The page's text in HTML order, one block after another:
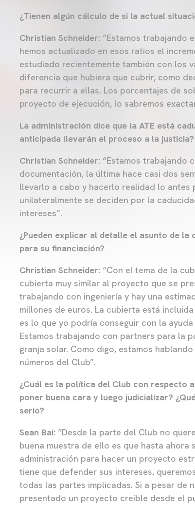
¿Tienen algún cálculo de si la actual
Christian Schneider: “Estamos trabajando
hemos actualizado en esos ratios el
estudiado recientemente también con los
diferencia que hubiera que cubrir, como
para recurrir a ellas. Los porcentajes de
proyecto de ejecución, lo sabremos
La administración dice que la ATE está
anticipada llevarán el proceso a la justicia?
Christian Schneider: “Estamos trabajando
documentación, la última hace casi dos
llevarlo a cabo y hacerlo realidad lo antes
unilateralmente se deciden por la
intereses”.
¿Pueden explicar al detalle el asunto de
para su financiación?
Christian Schneider: “Con el tema de la
cubierta muy similar al proyecto que se
trabajando con ingeniería y hay una
millones de euros. La cubierta está
es lo que yo podría conseguir con la
Estamos trabajando con partners para la
granja solar. Como digo, estamos
números del Club”.
¿Cuál es la política del Club con respecto
poner buena cara y luego judicializar?
serio?
Sean Bai: “Desde la parte del Club no
buena muestra de ello es que hasta ahora
administración para hacer un proyecto
tiene que defender sus intereses,
todas las partes implicadas. Si a pesar de
presentado un proyecto creíble desde el